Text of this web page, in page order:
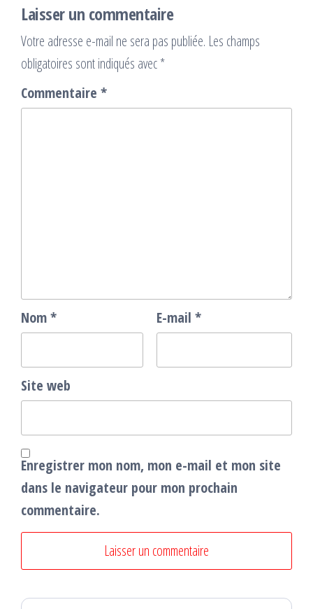
Laisser un commentaire
Votre adresse e-mail ne sera pas publiée. Les champs
obligatoires sont indiqués avec*
Commentaire *
Nom* E-mail *
Site web
Enregistrer mon nom, mon e-mail et mon site
dans le navigateur pour mon prochain
commentaire.